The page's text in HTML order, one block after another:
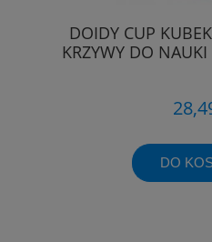
DOIDY CUP
KRZYWY DO
DO